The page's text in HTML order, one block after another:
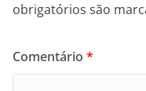
obrigatórios são
Comentário *